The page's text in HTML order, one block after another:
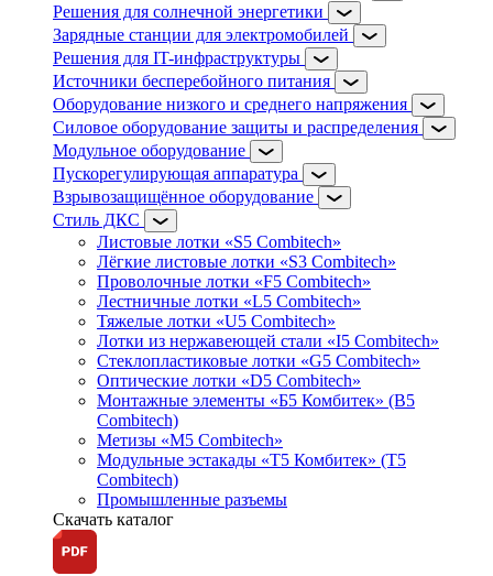
Решения для солнечной энергетики
Зарядные станции для электромобилей
Решения для IT-инфраструктуры
Источники бесперебойного питания
Оборудование низкого и среднего напряжения
Силовое оборудование защиты и распределения
Модульное оборудование
Пускорегулирующая аппаратура
Взрывозащищённое оборудование
Стиль ДКС
Листовые лотки «S5 Combitech»
Лёгкие листовые лотки «S3 Combitech»
Проволочные лотки «F5 Combitech»
Лестничные лотки «L5 Combitech»
Тяжелые лотки «U5 Combitech»
Лотки из нержавеющей стали «I5 Combitech»
Стеклопластиковые лотки «G5 Combitech»
Оптические лотки «D5 Combitech»
Монтажные элементы «Б5 Комбитек» (B5
Combitech)
Метизы «M5 Combitech»
Модульные эстакады «Т5 Комбитек» (T5
Combitech)
Промышленные разъемы
Скачать каталог